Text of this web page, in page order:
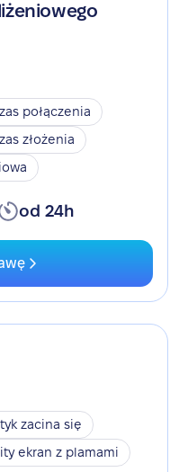
połączenia
złożenia
od 24h
zacina się
ekran z plamami